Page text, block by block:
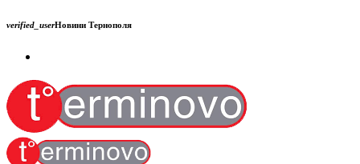
verified_userНовини Тернополя